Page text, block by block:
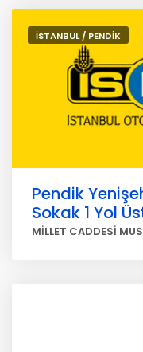
İSTANBUL / PENDİK
Pendik
Sokak 1 Yol
MİLLET CADDESİ